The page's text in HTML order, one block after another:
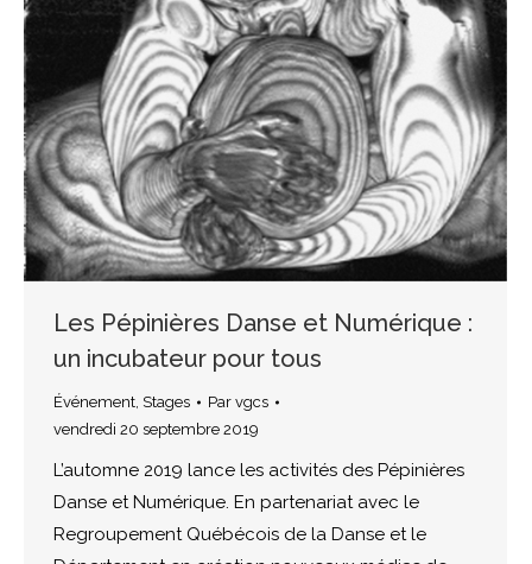
Les Pépinières Danse et Numérique :
un incubateur pour tous
Événement, Stages Par vgcs
vendredi 20 septembre 2019
L’automne 2019 lance les activités des Pépinières
Danse et Numérique. En partenariat avec le
Regroupement Québécois de la Danse et le